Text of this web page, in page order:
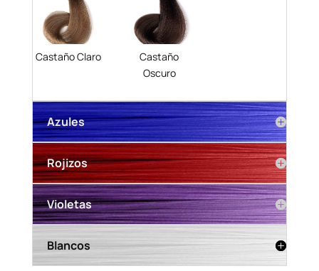
Castaño Claro
Castaño
Oscuro
Azules
Rojizos
Violetas
Blancos